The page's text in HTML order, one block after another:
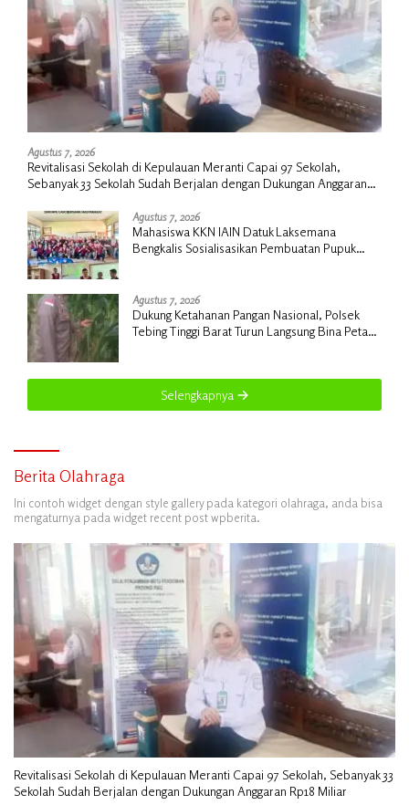
Agustus 7, 2026
Revitalisasi Sekolah di Kepulauan Meranti Capai 97 Sekolah,
Sebanyak 33 Sekolah Sudah Berjalan dengan Dukungan Anggaran
Agustus 7, 2026
Mahasiswa KKN IAIN Datuk Laksemana
Bengkalis Sosialisasikan Pembuatan Pupuk
Agustus 7, 2026
Dukung Ketahanan Pangan Nasional, Polsek
Tebing Tinggi Barat Turun Langsung Bina Petani
Selengkapnya
Berita Olahraga
Ini contoh widget dengan style gallery pada kategori olahraga, anda bisa
mengaturnya pada widget recent post wpberita.
Revitalisasi Sekolah di Kepulauan Meranti Capai 97 Sekolah, Sebanyak 33
Sekolah Sudah Berjalan dengan Dukungan Anggaran Rp18 Miliar